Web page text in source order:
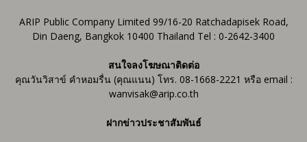
ARIP Public Company Limited 99/16-20 Ratchadapisek Road,
Din Daeng, Bangkok 10400 Thailand Tel : 0-2642-3400
สนใจลงโฆษณาติดต่อ
คุณวันวิสาข์ คำหอมรื่น (คุณแนน) โทร. 08-1668-2221 หรือ email :
wanvisak@arip.co.th
ฝากข่าวประชาสัมพันธ์